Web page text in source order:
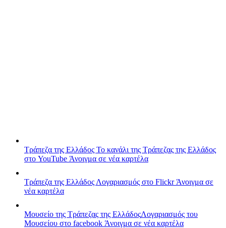
Τράπεζα της Ελλάδος Το κανάλι της Τράπεζας της Ελλάδος
στο YouTube Άνοιγμα σε νέα καρτέλα
Τράπεζα της Ελλάδος Λογαριασμός στο FlickrΆνοιγμα σε
νέα καρτέλα
Μουσείο της Τράπεζας της ΕλλάδοςΛογαριασμός του
Μουσείου στο facebook Άνοιγμα σε νέα καρτέλα